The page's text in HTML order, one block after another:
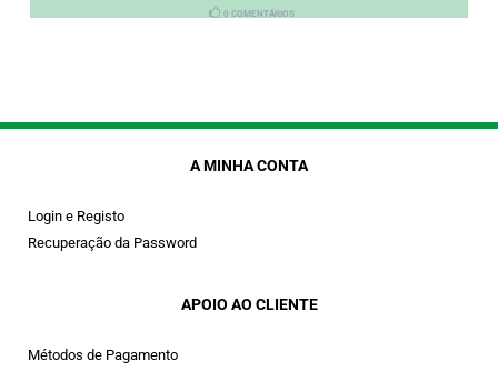
0 COMENTÁRIOS
A MINHA CONTA
Login e Registo
Recuperação da Password
APOIO AO CLIENTE
Métodos de Pagamento